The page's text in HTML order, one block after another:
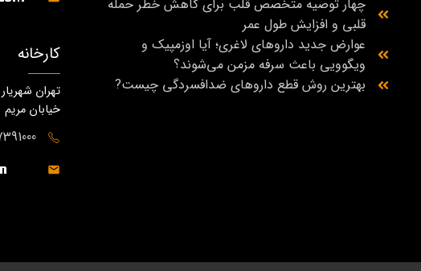
چهار توصیه متخصص قلب برای کاهش خطر حمله
قلبی و افزایش طول عمر
عوارض جدید داروهای لاغری؛ آیا اوزمپیک و
ویگوویی باعث سرفه مزمن می‌شوند؟
بهترین روش قطع داروهای ضدافسردگی چیست?
کارخانه
تهران
خیابان مریم